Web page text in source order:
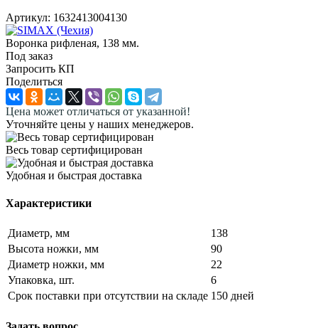
Артикул: 1632413004130
Воронка рифленая, 138 мм.
Под заказ
Запросить КП
Поделиться
Цена может отличаться от указанной!
Уточняйте цены у наших менеджеров.
Весь товар сертифицирован
Удобная и быстрая доставка
Характеристики
Диаметр, мм
138
Высота ножки, мм
90
Диаметр ножки, мм
22
Упаковка, шт.
6
Срок поставки при отсутствии на складе 150 дней